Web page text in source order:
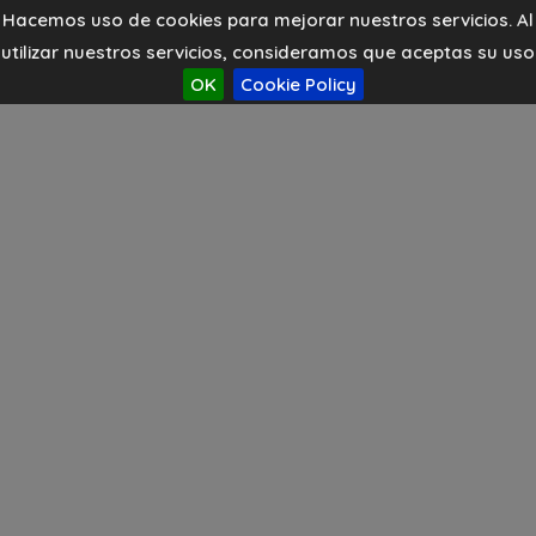
Hacemos uso de cookies para mejorar nuestros servicios. Al
utilizar nuestros servicios, consideramos que aceptas su uso
OK
Cookie Policy